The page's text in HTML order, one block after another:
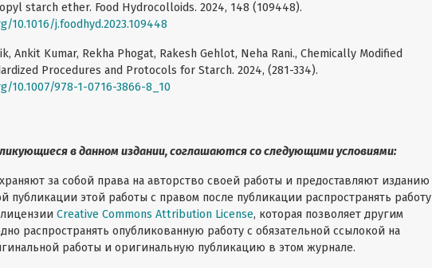
starch ether. Food Hydrocolloids. 2024, 148 (109448).
10.1016/j.foodhyd.2023.109448
Ankit Kumar, Rekha Phogat, Rakesh Gehlot, Neha Rani., Chemically Modified
Procedures and Protocols for Starch. 2024, (281-334).
10.1007/978-1-0716-3866-8_10
в данном издании, соглашаются со следующими условиями:
за собой права на авторство своей работы и предоставляют изданию
публикации этой работы с правом после публикации распространять работу
Creative Commons Attribution License, которая позволяет другим
распространять опубликованную работу с обязательной ссылокой на
работы и оригинальную публикацию в этом журнале.